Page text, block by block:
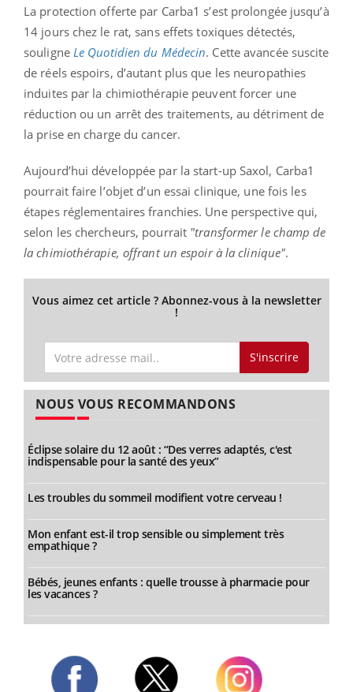
La protection offerte par Carba1 s’est prolongée jusqu’à
14 jours chez le rat, sans effets toxiques détectés,
souligne Le Quotidien du Médecin. Cette avancée suscite
de réels espoirs, d’autant plus que les neuropathies
induites par la chimiothérapie peuvent forcer une
réduction ou un arrêt des traitements, au détriment de
la prise en charge du cancer.
Aujourd’hui développée par la start-up Saxol, Carba1
pourrait faire l’objet d’un essai clinique, une fois les
étapes réglementaires franchies. Une perspective qui,
selon les chercheurs, pourrait "transformer le champ de
la chimiothérapie, offrant un espoir à la clinique".
Vous aimez cet article ? Abonnez-vous à la newsletter
!
S'inscrire
NOUS VOUS RECOMMANDONS
Éclipse solaire du 12 août : “Des verres adaptés, c'est
indispensable pour la santé des yeux”
Les troubles du sommeil modifient votre cerveau !
Mon enfant est-il trop sensible ou simplement très
empathique ?
Bébés, jeunes enfants : quelle trousse à pharmacie pour
les vacances ?